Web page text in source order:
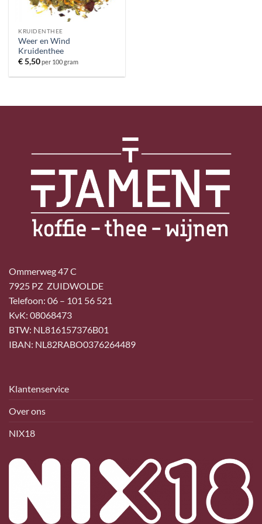
KRUIDENTHEE
Weer en Wind
Kruidenthee
€5,50per 100 gram
Ommerweg 47 C
7925 PZ ZUIDWOLDE
Telefoon: 06 – 101 56 521
KvK: 08068473
BTW: NL816157376B01
IBAN: NL82RABO0376264489
Klantenservice
Over ons
NIX18